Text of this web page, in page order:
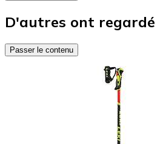
D'autres ont regardé
Passer le contenu